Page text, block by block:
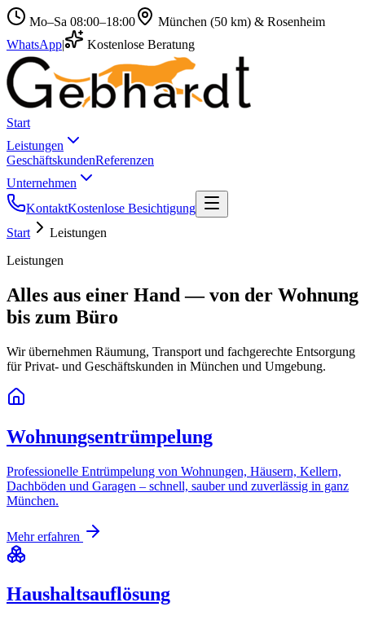
Mo–Sa 08:00–18:00
München (50 km) & Rosenheim
WhatsApp| Kostenlose Beratung
Start
Leistungen
GeschäftskundenReferenzen
Unternehmen
KontaktKostenlose Besichtigung
Start
Leistungen
Leistungen
Alles aus einer Hand — von der Wohnung
bis zum Büro
Wir übernehmen Räumung, Transport und fachgerechte Entsorgung
für Privat- und Geschäftskunden in München und Umgebung.
Wohnungsentrümpelung
Professionelle Entrümpelung von Wohnungen, Häusern, Kellern,
Dachböden und Garagen – schnell, sauber und zuverlässig in ganz
München.
Mehr erfahren
Haushaltsauflösung